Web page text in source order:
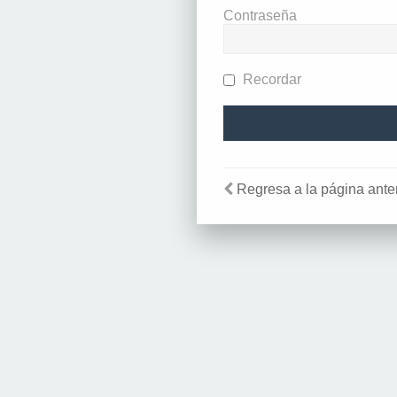
Contraseña
Recordar
Regresa a la página